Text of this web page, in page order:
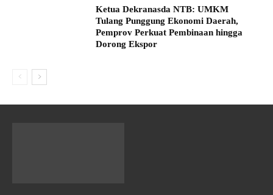
Ketua Dekranasda NTB: UMKM
Tulang Punggung Ekonomi Daerah,
Pemprov Perkuat Pembinaan hingga
Dorong Ekspor